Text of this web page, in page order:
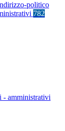
politico
782
- amministrativi